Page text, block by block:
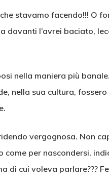
stavamo facendo!!! O
davanti l’avrei baciato,
nella maniera più
nella sua cultura,
vergognosa. Non
come per nascondersi,
di cui voleva parlare???